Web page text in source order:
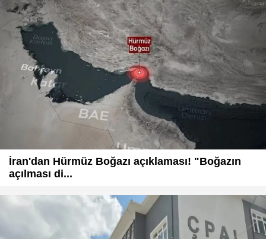
İran'dan Hürmüz Boğazı açıklaması! "Boğazın
açılması di...